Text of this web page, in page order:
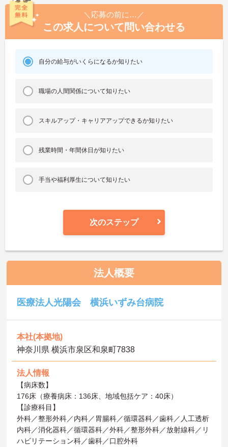
＼応募の前に…／
この求人について問い合わせる
自分の給与がいくらになるか知りたい
職場の人間関係について知りたい
スキルアップ・キャリアアップできるか知りたい
残業時間・年間休日が知りたい
手当や福利厚生について知りたい
次のステップ
法人概要
医療法人光陽会 横浜いずみ台病院
本社(本拠地)
神奈川県 横浜市泉区和泉町7838
法人情報
【病床数】
176床（療養病床：136床、地域包括ケア：40床）
【診療科目】
外科／整形外科／内科／胃腸科／循環器科／歯科／人工透析
内科／消化器科／循環器科／外科／整形外科／放射線科／リ
ハビリテーション科／歯科／口腔外科